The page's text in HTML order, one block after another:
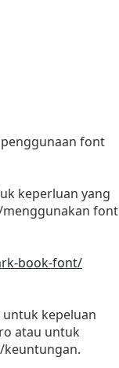
font
keperluan yang
font
book-font/
untuk kepeluan
atau untuk
keuntungan.